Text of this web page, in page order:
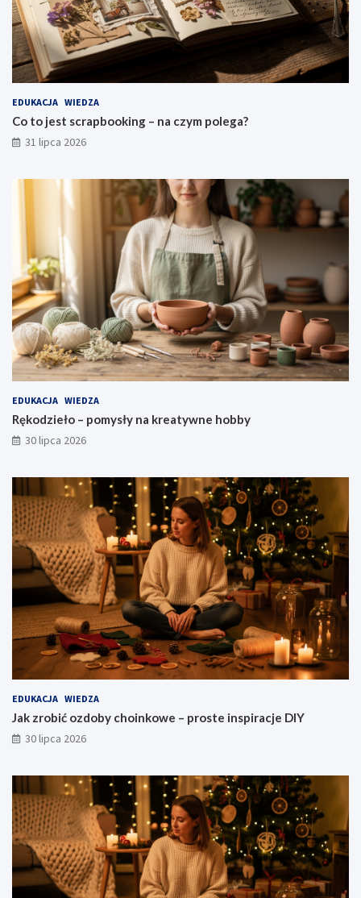
EDUKACJA WIEDZA
Co to jest scrapbooking – na czym polega?
31 lipca 2026
EDUKACJA WIEDZA
Rękodzieło – pomysły na kreatywne hobby
30 lipca 2026
EDUKACJA WIEDZA
Jak zrobić ozdoby choinkowe – proste inspiracje DIY
30 lipca 2026